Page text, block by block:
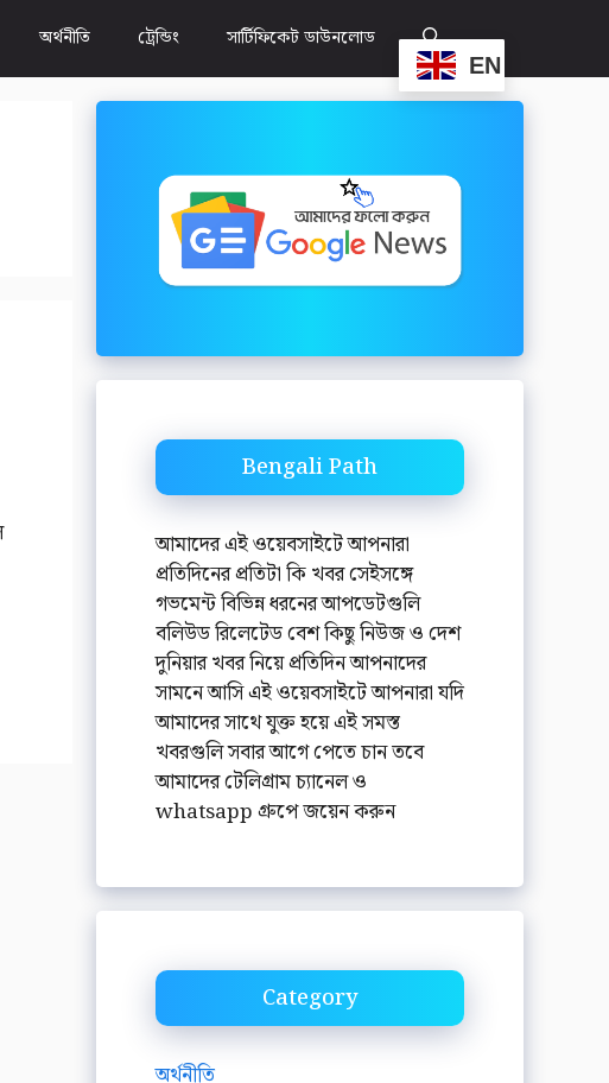
অর্থনীতি ট্রেন্ডিং সার্টিফিকেট ডাউনলোড
EN
Bengali Path
আমাদের এই ওয়েবসাইটে আপনারা
প্রতিদিনের প্রতিটা কি খবর সেইসঙ্গে
গভমেন্ট বিভিন্ন ধরনের আপডেটগুলি
বলিউড রিলেটেড বেশ কিছু নিউজ ও দেশ
দুনিয়ার খবর নিয়ে প্রতিদিন আপনাদের
সামনে আসি এই ওয়েবসাইটে আপনারা যদি
আমাদের সাথে যুক্ত হয়ে এই সমস্ত
খবরগুলি সবার আগে পেতে চান তবে
আমাদের টেলিগ্রাম চ্যানেল ও
whatsapp গ্রুপে জয়েন করুন
Category
অর্থনীতি